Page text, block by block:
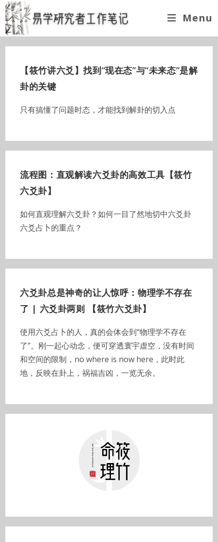
Skip
to
content
Menu
【筱竹讲六爻】找到“现在态”与“未来态”是解
卦的关键
只有搞懂了问题时态，才能找到解卦的切入点
流程图：直观解读六爻卦的高效工具【筱竹
六爻卦】
如何直观理解六爻卦？如何一目了然地切中六爻卦
六爻占卜的重点？
六爻卦总是神奇的让人惊呼：物理学不存在
了 | 六爻卦两则 【筱竹六爻卦】
使用六爻占卜的人，真的会体会到“物理学不存在
了”。刚一起心动念，便可穿透寰宇虚空，没有时间
和空间的限制，no where is now here，此时此
地，反映在卦上，祸福吉凶，一览无余。